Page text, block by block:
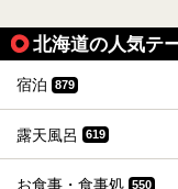
北海道の人気テ
宿泊 879
露天風呂 619
お食事・食事処 550